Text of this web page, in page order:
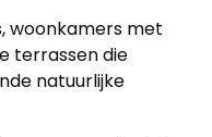
woonkamers met
terrassen die
natuurlijke